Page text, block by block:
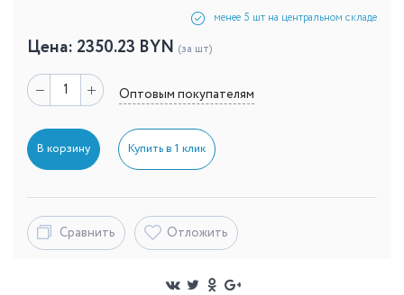
менее 5 шт на центральном складе
Цена: 2350.23 BYN (за шт)
Оптовым покупателям
В корзину Купить в 1 клик
Сравнить Отложить